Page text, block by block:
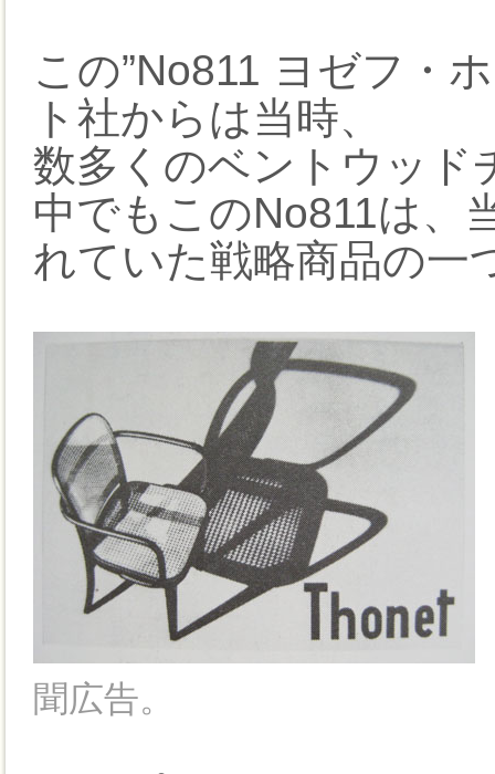
この”No811 ヨゼフ・
ト社からは当時、
数多くのベントウッド
中でもこのNo811は、
れていた戦略商品の一
聞広告。